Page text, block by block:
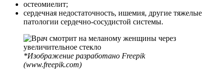
остеомиелит;
сердечная недостаточность, ишемия, другие тяжелые
патологии сердечно-сосудистой системы.
*Изображение разработано Freepik
(www.freepik.com)